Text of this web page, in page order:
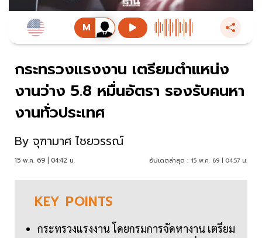
กระทรวงแรงงาน เตรียมตำแหน่ง
งานว่าง 5.8 หมื่นอัตรา รองรับคนหา
งานทั่วประเทศ
By จุฑามาศ ไชยวรรณ์
15 พ.ค. 69 | 04:42 น. อัปเดตล่าสุด : 15 พ.ค. 69 | 04:57 น.
KEY POINTS
กระทรวงแรงงาน โดยกรมการจัดหางาน เตรียม